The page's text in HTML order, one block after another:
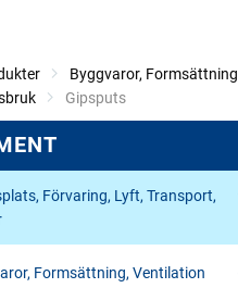
Byggvaror,
Current:
Gipsputs
Förvaring, Lyft, Transport,
Formsättning, Ventilation